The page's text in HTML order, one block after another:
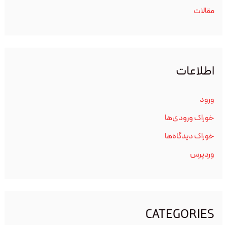
مقالات
اطلاعات
ورود
خوراک ورودی‌ها
خوراک دیدگاه‌ها
وردپرس
CATEGORIES